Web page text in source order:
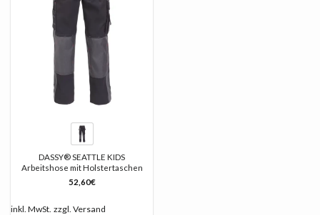
DASSY® SEATTLE KIDS
Arbeitshose mit Holstertaschen
52,60€
inkl. MwSt. zzgl. Versand